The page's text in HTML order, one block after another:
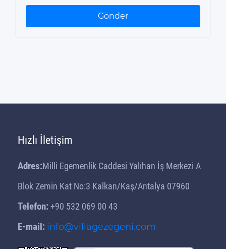
Gönder
Hızlı İletişim
Adres:Milli Egemenlik Caddesi Yalıhan İş Merkezi A
Blok Zemin Kat No:3 Kalkan/Kaş/Antalya 07960
Telefon: +90 532 069 00 43
E-mail: info@villagezegeni.com